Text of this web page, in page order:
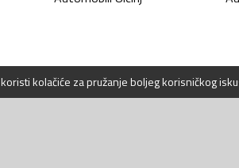
koristi kolačiće za pružanje boljeg korisničkog